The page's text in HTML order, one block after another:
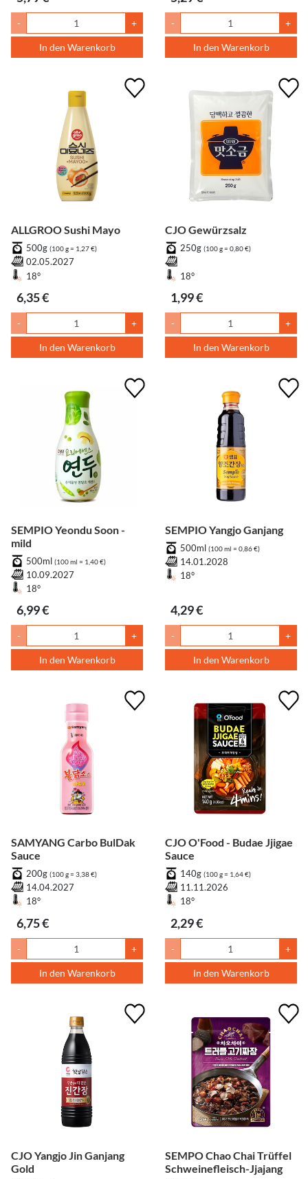
- +
In den Warenkorb
- +
In den Warenkorb
ALLGROO Sushi Mayo
500g (100 g = 1,27 €)
02.05.2027
18°
6,35 €
- +
In den Warenkorb
CJO Gewürzsalz
250g (100 g = 0,80 €)
18°
1,99 €
- +
In den Warenkorb
SEMPIO Yeondu Soon -
mild
500ml (100 ml = 1,40 €)
10.09.2027
18°
6,99 €
- +
In den Warenkorb
SEMPIO Yangjo Ganjang
500ml (100 ml = 0,86 €)
14.01.2028
18°
4,29 €
- +
In den Warenkorb
SAMYANG Carbo BulDak
Sauce
200g (100 g = 3,38 €)
14.04.2027
18°
6,75 €
- +
In den Warenkorb
CJO O'Food - Budae Jjigae
Sauce
140g (100 g = 1,64 €)
11.11.2026
18°
2,29 €
- +
In den Warenkorb
CJO Yangjo Jin Ganjang
Gold
SEMPO Chao Chai Trüffel
Schweinefleisch-Jjajang